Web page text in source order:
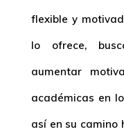
flexible y
lo ofrece,
aumentar
académicas en
así en su camino